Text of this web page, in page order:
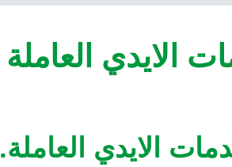
الايدي العاملة
الايدي العاملة.